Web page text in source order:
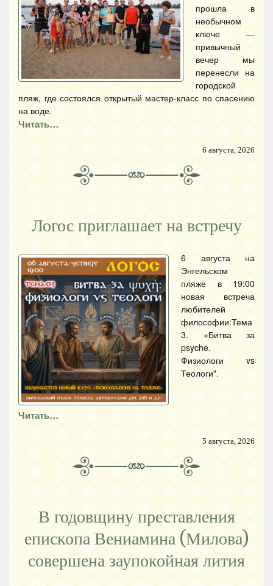
прошла в
необычном
ключе —
привычный
вечер мы
перенесли на
городской
пляж, где состоялся открытый мастер-класс по спасению
на воде.
Читать…
6 августа, 2026
Логос приглашает на встречу
6 августа на
Энгельском
пляже в 19:00
новая встреча
любителей
философии:Тема
3. «Битва за
psyche.
Физиологи vs
Теологи".
Читать…
5 августа, 2026
В годовщину преставления
епископа Вениамина (Милова)
совершена заупокойная лития